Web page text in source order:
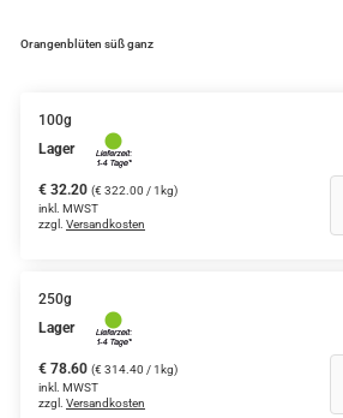
Orangenblüten süß ganz
100g
Lager
€ 32.20 (€ 322.00 / 1kg)
inkl. MWST
zzgl. Versandkosten
250g
Lager
€ 78.60 (€ 314.40 / 1kg)
inkl. MWST
zzgl. Versandkosten